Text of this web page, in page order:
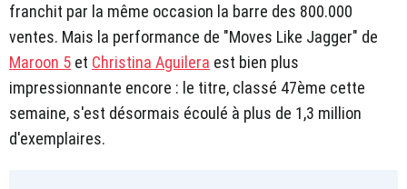
franchit par la même occasion la barre des 800.000
ventes. Mais la performance de "Moves Like Jagger" de
Maroon 5 et Christina Aguilera est bien plus
impressionnante encore : le titre, classé 47ème cette
semaine, s'est désormais écoulé à plus de 1,3 million
d'exemplaires.